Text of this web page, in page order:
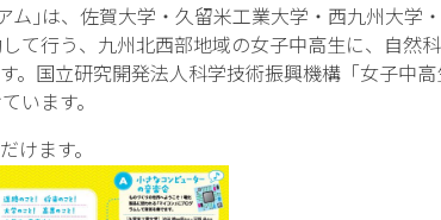
ム｣は、佐賀大学・久留米工業大学・西九州大学
行う、九州北西部地域の女子中高生に、自然
国立研究開発法人科学技術振興機構「女子中高
ます。
ます。